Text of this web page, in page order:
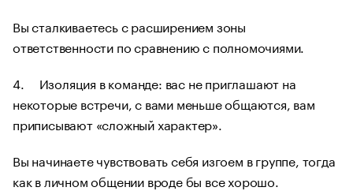
Вы сталкиваетесь с расширением зоны
ответственности по сравнению с полномочиями.
4. Изоляция в команде: вас не приглашают на
некоторые встречи, с вами меньше общаются, вам
приписывают «сложный характер».
Вы начинаете чувствовать себя изгоем в группе, тогда
как в личном общении вроде бы все хорошо.